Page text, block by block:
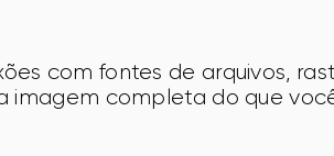
com fontes de arquivos,
imagem completa do que